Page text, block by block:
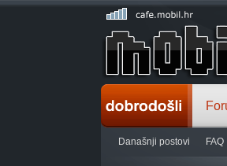
Današnji postovi FAQ